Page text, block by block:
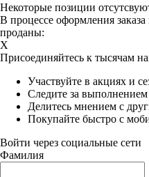
Некоторые позиции
В процессе оформления
проданы:
X
Присоединяйтесь к тысячам
Участвуйте в акциях и
Следите за выполнением
Делитесь мнением с
Покупайте быстро с
Войти через социальные сети
Фамилия